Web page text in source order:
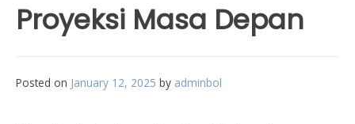
Proyeksi Masa Depan
Posted on January 12, 2025 by adminbol